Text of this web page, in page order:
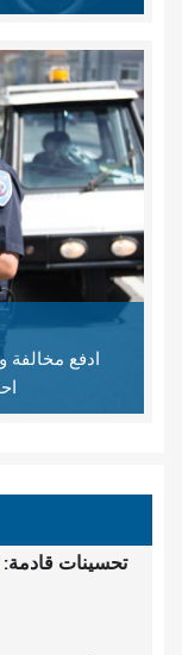
ادفع مخالفة
تحسينات قادمة: